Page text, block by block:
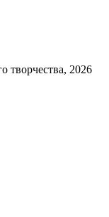
творчества, 2026